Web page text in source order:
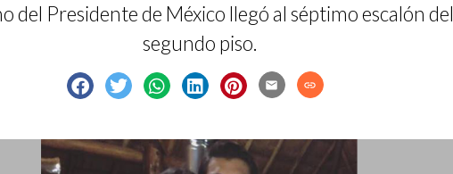
del Presidente de México llegó al séptimo escalón del
segundo piso.
email link